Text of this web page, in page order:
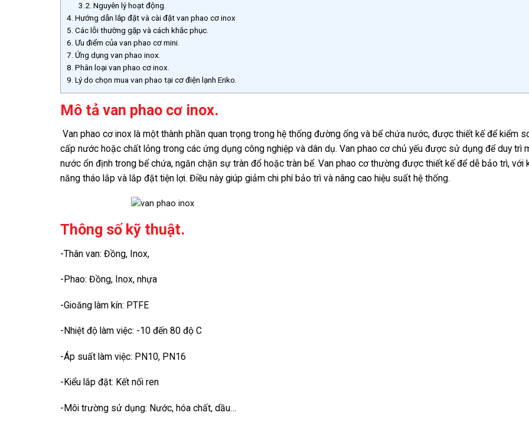
3.2. Nguyên lý hoạt động.
4. Hướng dẫn lắp đặt và cài đặt van phao cơ inox
5. Các lỗi thường gặp và cách khắc phục.
6. Ưu điểm của van phao cơ mini.
7. Ứng dụng van phao inox.
8. Phân loại van phao cơ inox.
9. Lý do chọn mua van phao tại cơ điện lạnh Eriko.
Mô tả van phao cơ inox.
Van phao cơ inox là một thành phần quan trọng trong hệ thống đường ống và bể chứa nước, được thiết kế để kiểm
cấp nước hoặc chất lỏng trong các ứng dụng công nghiệp và dân dụ. Van phao cơ chủ yếu được sử dụng để duy trì
nước ổn định trong bể chứa, ngăn chặn sự tràn đổ hoặc tràn bể. Van phao cơ thường được thiết kế để dễ bảo trì, với
năng tháo lắp và lắp đặt tiện lợi. Điều này giúp giảm chi phí bảo trì và nâng cao hiệu suất hệ thống.
Thông số kỹ thuật.
-Thân van: Đồng, Inox,
-Phao: Đồng, Inox, nhựa
-Gioăng làm kín: PTFE
-Nhiệt độ làm việc: -10 đến 80 độ C
-Áp suất làm việc: PN10, PN16
-Kiểu lắp đặt: Kết nối ren
-Môi trường sử dụng: Nước, hóa chất, dầu…